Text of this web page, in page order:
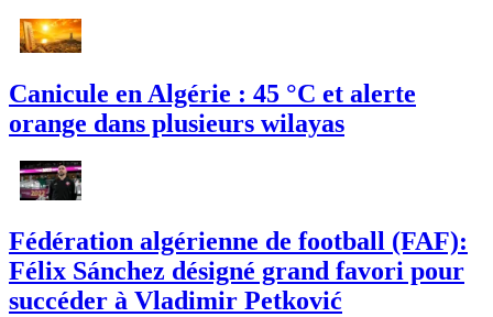
Canicule en Algérie : 45 °C et alerte
orange dans plusieurs wilayas
Fédération algérienne de football (FAF):
Félix Sánchez désigné grand favori pour
succéder à Vladimir Petković